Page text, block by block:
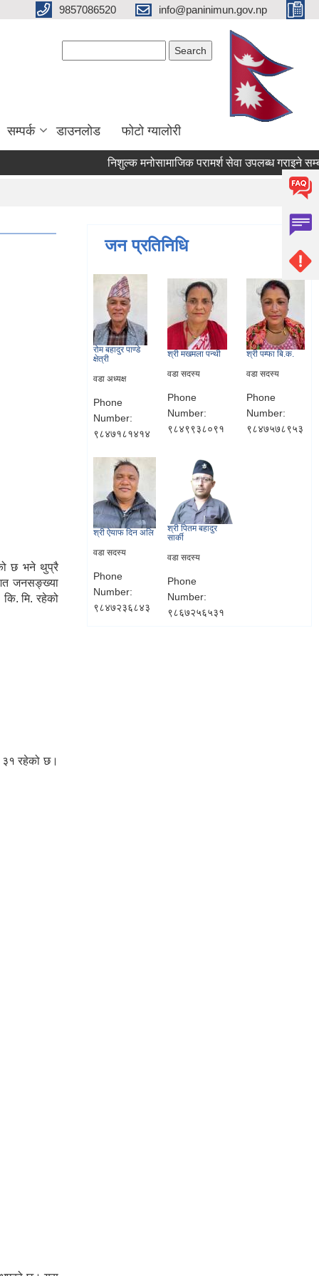
9857086520 info@paninimun.gov.np
सम्पर्क डाउनलोड फोटो ग्यालोरी
निशुल्क मनोसामाजिक परामर्श सेवा उपलब्ध गराइने सम्बन्धि
छ भने थुप्रै
जनसङ्ख्या
कि. मि. रहेको
३१ रहेको छ।
जन प्रतिनिधि
रोम बहादुर पाण्डे
क्षेत्री
वडा अध्यक्ष
Phone
Number:
९८४७१८१४१४
श्री मखमला पन्थी
वडा सदस्य
Phone
Number:
९८४९९३८०९१
श्री पम्फा बि.क.
वडा सदस्य
Phone
Number:
९८४७५७८९५३
श्री ऐयाफ दिन अलि
वडा सदस्य
Phone
Number:
९८४७२३६८४३
श्री पितम बहादुर
सार्की
वडा सदस्य
Phone
Number:
९८६७२५६५३१